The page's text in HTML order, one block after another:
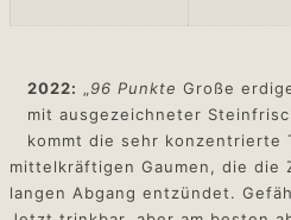
2022: „ 96 Punkte Große
mit ausgezeichneter
kommt die sehr konzentrierte
mittelkräftigen Gaumen, die
langen Abgang entzündet.